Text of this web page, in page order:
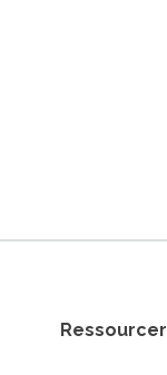
Ressourcer